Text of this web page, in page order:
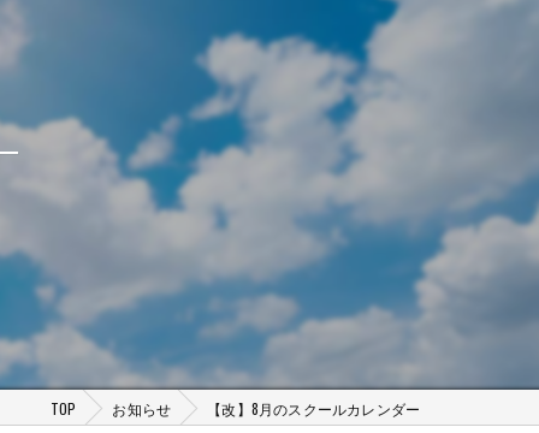
TOP お知らせ 【改】8月のスクールカレンダー